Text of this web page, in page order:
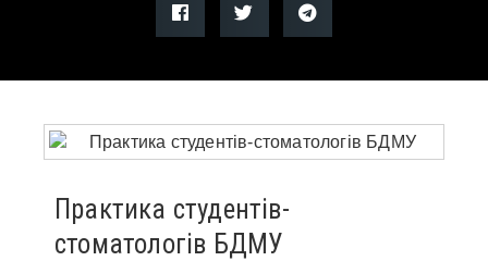
Практика студентів-
стоматологів БДМУ